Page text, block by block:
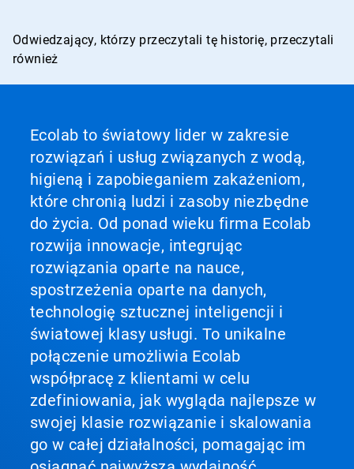
Odwiedzający, którzy przeczytali tę historię, przeczytali
również
przycisk
Poprzedni
nawigacji
przejdź
slajdu
pomocą
kropek
slajdu.
Ecolab to światowy lider w zakresie
rozwiązań i usług związanych z wodą,
higieną i zapobieganiem zakażeniom,
które chronią ludzi i zasoby niezbędne
do życia. Od ponad wieku firma Ecolab
rozwija innowacje, integrując
rozwiązania oparte na nauce,
spostrzeżenia oparte na danych,
technologię sztucznej inteligencji i
światowej klasy usługi. To unikalne
połączenie umożliwia Ecolab
współpracę z klientami w celu
zdefiniowania, jak wygląda najlepsze w
swojej klasie rozwiązanie i skalowania
go w całej działalności, pomagając im